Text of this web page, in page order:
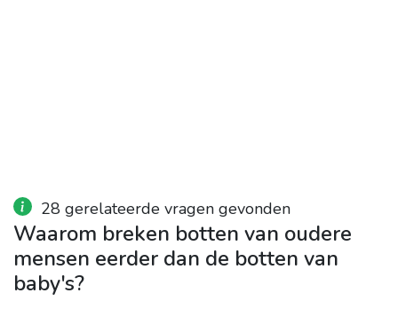
28 gerelateerde vragen gevonden
Waarom breken botten van oudere
mensen eerder dan de botten van
baby's?